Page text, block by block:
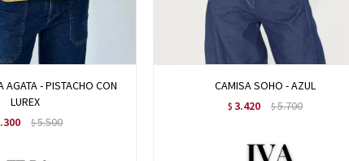
AGATA - PISTACHO CON
LUREX
$5.500
CAMISA SOHO - AZUL
$ 3.420 $5.700